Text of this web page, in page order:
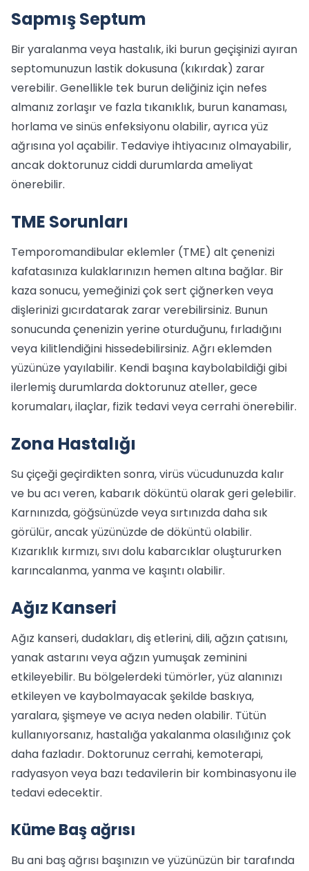
Sapmış Septum
Bir yaralanma veya hastalık, iki burun geçişinizi ayıran
septomunuzun lastik dokusuna (kıkırdak) zarar
verebilir. Genellikle tek burun deliğiniz için nefes
almanız zorlaşır ve fazla tıkanıklık, burun kanaması,
horlama ve sinüs enfeksiyonu olabilir, ayrıca yüz
ağrısına yol açabilir. Tedaviye ihtiyacınız olmayabilir,
ancak doktorunuz ciddi durumlarda ameliyat
önerebilir.
TME Sorunları
Temporomandibular eklemler (TME) alt çenenizi
kafatasınıza kulaklarınızın hemen altına bağlar. Bir
kaza sonucu, yemeğinizi çok sert çiğnerken veya
dişlerinizi gıcırdatarak zarar verebilirsiniz. Bunun
sonucunda çenenizin yerine oturduğunu, fırladığını
veya kilitlendiğini hissedebilirsiniz. Ağrı eklemden
yüzünüze yayılabilir. Kendi başına kaybolabildiği gibi
ilerlemiş durumlarda doktorunuz ateller, gece
korumaları, ilaçlar, fizik tedavi veya cerrahi önerebilir.
Zona Hastalığı
Su çiçeği geçirdikten sonra, virüs vücudunuzda kalır
ve bu acı veren, kabarık döküntü olarak geri gelebilir.
Karnınızda, göğsünüzde veya sırtınızda daha sık
görülür, ancak yüzünüzde de döküntü olabilir.
Kızarıklık kırmızı, sıvı dolu kabarcıklar oluştururken
karıncalanma, yanma ve kaşıntı olabilir.
Ağız Kanseri
Ağız kanseri, dudakları, diş etlerini, dili, ağzın çatısını,
yanak astarını veya ağzın yumuşak zeminini
etkileyebilir. Bu bölgelerdeki tümörler, yüz alanınızı
etkileyen ve kaybolmayacak şekilde baskıya,
yaralara, şişmeye ve acıya neden olabilir. Tütün
kullanıyorsanız, hastalığa yakalanma olasılığınız çok
daha fazladır. Doktorunuz cerrahi, kemoterapi,
radyasyon veya bazı tedavilerin bir kombinasyonu ile
tedavi edecektir.
Küme Baş ağrısı
Bu ani baş ağrısı başınızın ve yüzünüzün bir tarafında